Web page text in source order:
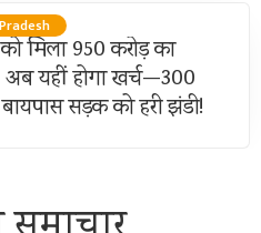
मिला 950 करोड़ का
अब यहीं होगा खर्च—300
सड़क को हरी झंडी!